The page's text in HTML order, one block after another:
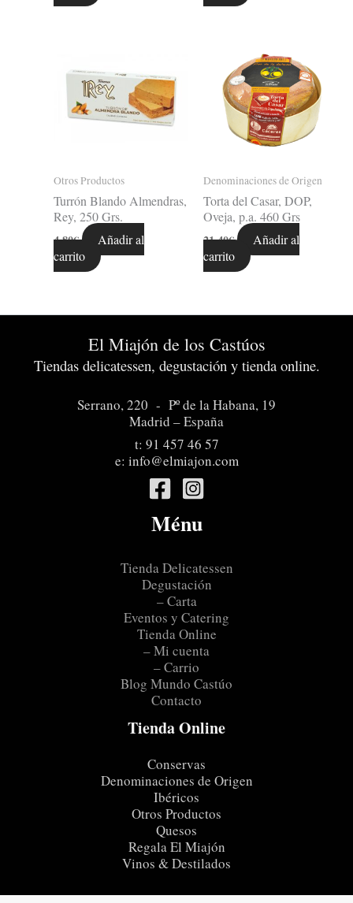
Otros Productos
Turrón Blando Almendras,
Rey, 250 Grs.
4,80€
Añadir al
carrito
Denominaciones de Origen
Torta del Casar, DOP,
Oveja, p.a. 460 Grs
21,40€
Añadir al
carrito
El Miajón de los Castúos
Tiendas delicatessen, degustación y tienda online.
Serrano, 220 - Pº de la Habana, 19
Madrid – España
t: 91 457 46 57
e: info@elmiajon.com
Ménu
Tienda Delicatessen
Degustación
– Carta
Eventos y Catering
Tienda Online
– Mi cuenta
– Carrio
Blog Mundo Castúo
Contacto
Tienda Online
Conservas
Denominaciones de Origen
Ibéricos
Otros Productos
Quesos
Regala El Miajón
Vinos & Destilados